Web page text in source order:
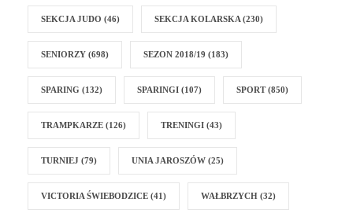
SEKCJA JUDO (46) SEKCJA KOLARSKA (230)
SENIORZY (698) SEZON 2018/19 (183)
SPARING (132) SPARINGI (107) SPORT(850)
TRAMPKARZE (126) TRENINGI (43)
TURNIEJ (79) UNIA JAROSZÓW (25)
VICTORIA ŚWIEBODZICE (41) WAŁBRZYCH (32)